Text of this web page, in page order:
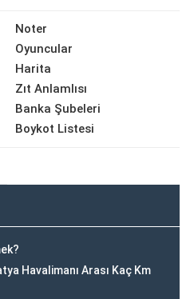
Noter
Oyuncular
Harita
Zıt Anlamlısı
Banka Şubeleri
Boykot Listesi
Havalimanı Arası Kaç Km